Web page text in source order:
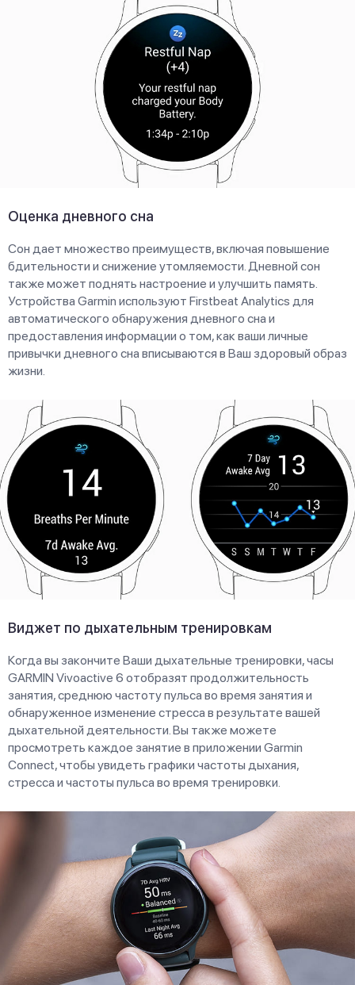
Оценка дневного сна
Сон дает множество преимуществ, включая повышение
бдительности и снижение утомляемости. Дневной сон
также может поднять настроение и улучшить память.
Устройства Garmin используют Firstbeat Analytics для
автоматического обнаружения дневного сна и
предоставления информации о том, как ваши личные
привычки дневного сна вписываются в Ваш здоровый образ
жизни.
Виджет по дыхательным тренировкам
Когда вы закончите Ваши дыхательные тренировки, часы
GARMIN Vivoactive 6 отобразят продолжительность
занятия, среднюю частоту пульса во время занятия и
обнаруженное изменение стресса в результате вашей
дыхательной деятельности. Вы также можете
просмотреть каждое занятие в приложении Garmin
Connect, чтобы увидеть графики частоты дыхания,
стресса и частоты пульса во время тренировки.